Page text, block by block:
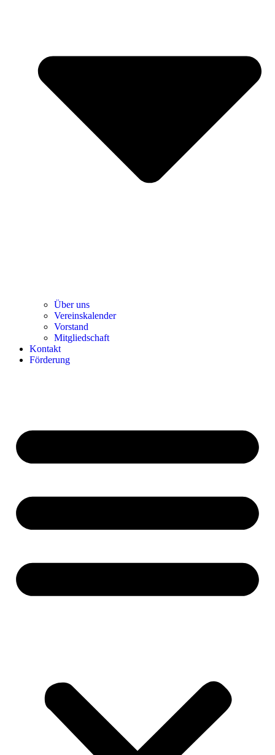
Über uns
Ver­einska­len­der
Vor­stand
Mit­glied­schaft
Kon­takt
För­de­rung